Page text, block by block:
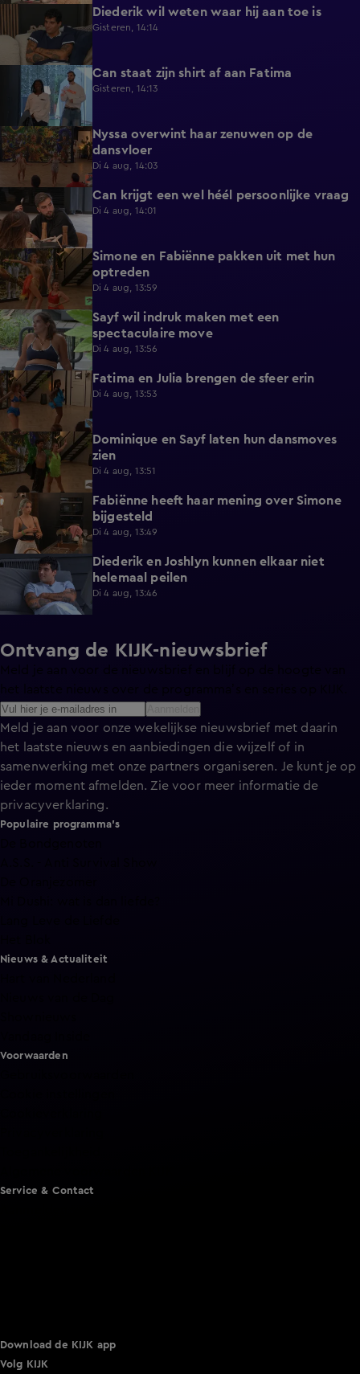
Diederik wil weten waar hij aan toe is
Gisteren, 14:14
Can staat zijn shirt af aan Fatima
Gisteren, 14:13
0:35
Nyssa overwint haar zenuwen op de
dansvloer
Di 4 aug, 14:03
0:34 Can krijgt een wel héél persoonlijke vraag
Di 4 aug, 14:01
0:34
Simone en Fabiënne pakken uit met hun
optreden
Di 4 aug, 13:59
0:41
Sayf wil indruk maken met een
spectaculaire move
Di 4 aug, 13:56
0:33 Fatima en Julia brengen de sfeer erin
Di 4 aug, 13:53
0:35
Dominique en Sayf laten hun dansmoves
zien
Di 4 aug, 13:51
0:24
Fabiënne heeft haar mening over Simone
bijgesteld
Di 4 aug, 13:49
0:59
Diederik en Joshlyn kunnen elkaar niet
helemaal peilen
Di 4 aug, 13:46
Ontvang de KIJK-nieuwsbrief
Meld je aan voor onze wekelijkse nieuwsbrief met daarin
het laatste nieuws en aanbiedingen die wijzelf of in
samenwerking met onze partners organiseren. Je kunt je op
ieder moment afmelden. Zie voor meer informatie de
privacyverklaring.
Populaire programma's
Nieuws & Actualiteit
Voorwaarden
Service & Contact
Download de KIJK app
Volg KIJK